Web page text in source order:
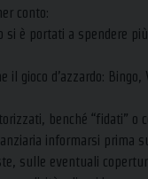
conto:
è portati a spendere
gioco d’azzardo:
benché “fidati” o
informarsi prima
sulle eventuali